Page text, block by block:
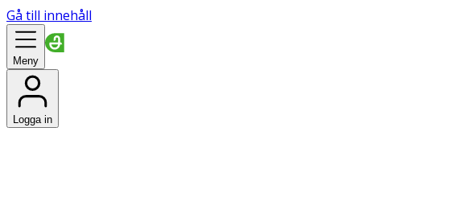
Gå till innehåll
Meny
Logga in